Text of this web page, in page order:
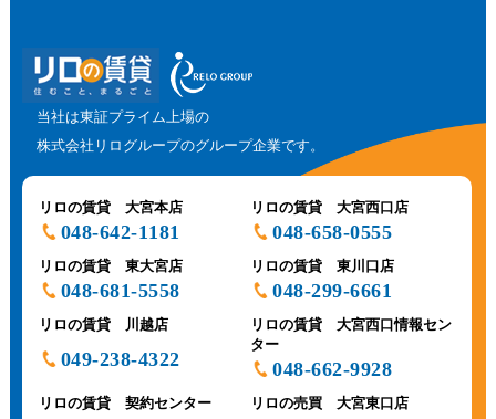
当社は東証プライム上場の
株式会社リログループのグループ企業です。
リロの賃貸 大宮本店
048-642-1181
リロの賃貸 大宮西口店
048-658-0555
リロの賃貸 東大宮店
048-681-5558
リロの賃貸 東川口店
048-299-6661
リロの賃貸 川越店
049-238-4322
リロの賃貸 大宮西口情報セン
ター
048-662-9928
リロの賃貸 契約センター リロの売買 大宮東口店